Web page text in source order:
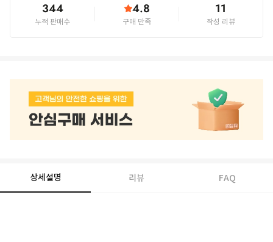
344
누적 판매수
4.8
구매 만족
11
작성 리뷰
상세설명 리뷰 FAQ